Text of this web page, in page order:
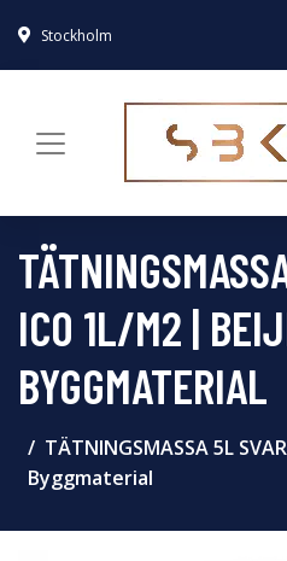
Stockholm
ICO 1L/M2 |
BYGGMATERIAL
TÄTNINGSMASSA 5L
Byggmaterial